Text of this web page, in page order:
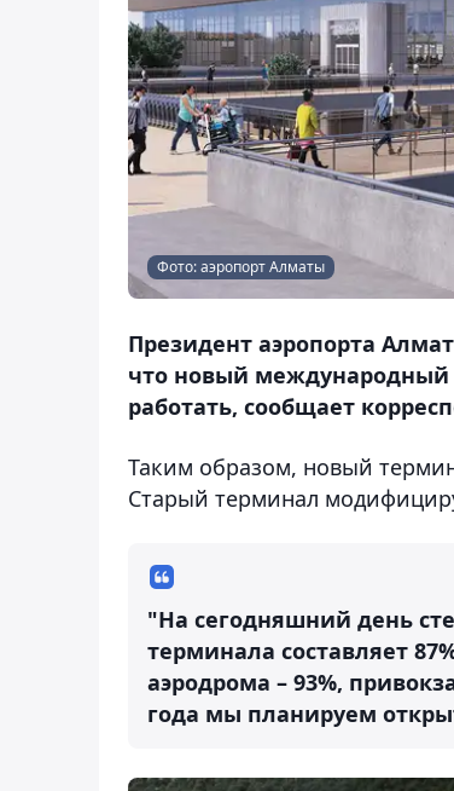
Фото: аэропорт Алматы
Президент аэропорта
что новый международный
работать, сообщает
Таким образом, новый
Старый терминал
"На сегодняшний день
терминала составляет
аэродрома – 93%,
года мы планируем